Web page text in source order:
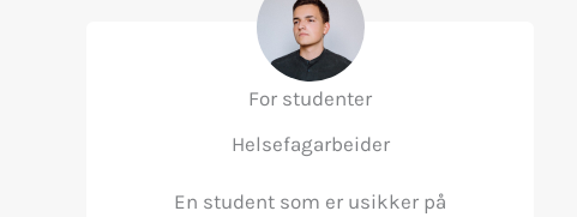
For studenter
Helsefagarbeider
En student som er usikker på